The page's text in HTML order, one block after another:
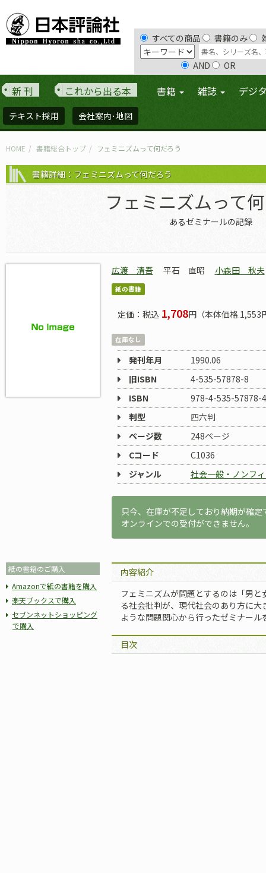
すべての商品 書籍のみ
AND OR
新 刊 これから出る本 書籍 雑誌 デジ
テキスト採用 会社案内･地図
HOME 書籍総合トップ フェミニズムって何だろう
書籍詳細：フェミニズムって何だろう
フェミニズムって
あるゼミナールの記録
広渡 清吾 平石 直昭 小森田 秋夫
紙の書籍
定価：税込 1,708円（本体価格 1,553
在庫なし
発刊年月
1990.06
旧ISBN
4-535-57878-8
ISBN
978-4-535-57878-4
判型
四六判
ページ数
248ページ
Cコード
C1036
ジャンル
社会一般・ノンフ
只今、在庫が不足しており納期が確定
オンラインでの受付ができません。
紙の書籍のご購入
Amazonで紙の書籍を購入
楽天ブックスで購入
セブンネットショッピング
で購入
内容紹介
フェミニズムが問題とするのは「男
る社会批判が、現代社会のあり方に
ような問題関心から行ったゼミナー
目次